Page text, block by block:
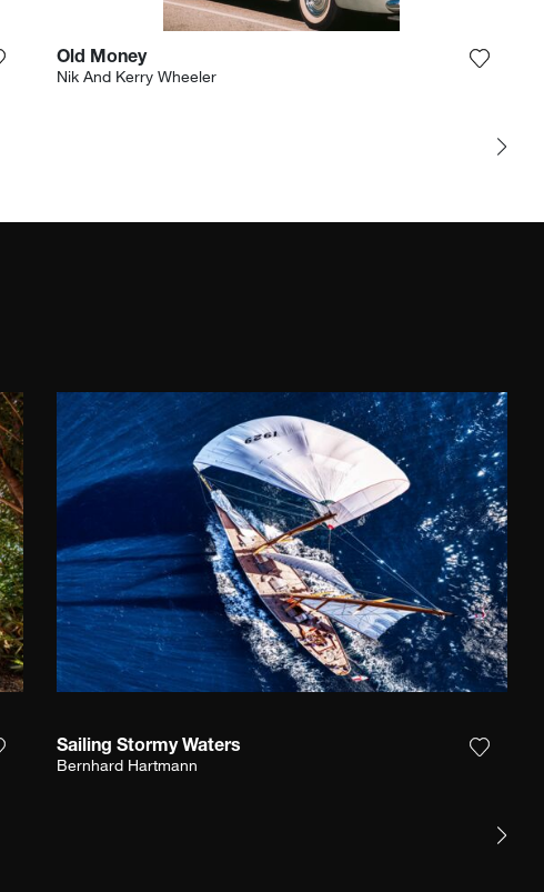
Voeg het product toe aan mijn verlanglijst
Old Money
Nik And Kerry Wheeler
Voeg het product toe aan mijn verlanglijst
Sailing Stormy Waters
Bernhard Hartmann